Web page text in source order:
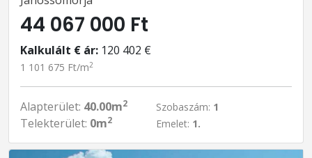
44 067 000 Ft
Kalkulált € ár: 120 402 €
1 101 675 Ft/m2
Alapterület: 40.00m2
Telekterület: 0m2
Szobaszám: 1
Emelet: 1.